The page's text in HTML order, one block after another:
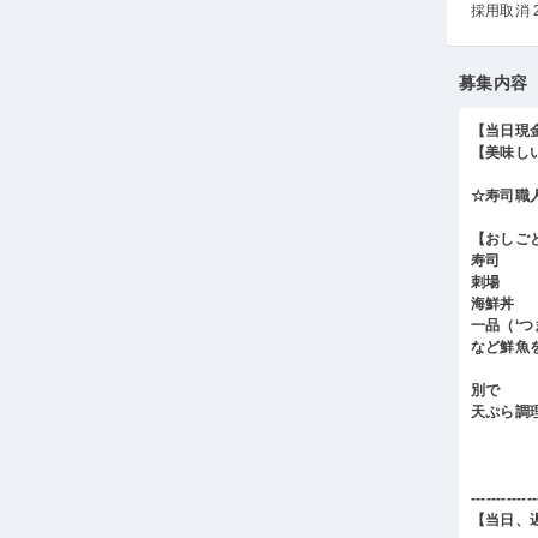
採用取消
募集内容
【当日
【美味
☆寿司職
【おしご
寿司
刺場
海鮮丼
一品（‘
など鮮魚
別で
天ぷら
【当日